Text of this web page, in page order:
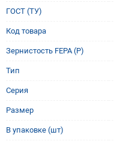
ГОСТ (ТУ)
Код товара
Зернистость FEPA (P)
Тип
Серия
Размер
В упаковке (шт)